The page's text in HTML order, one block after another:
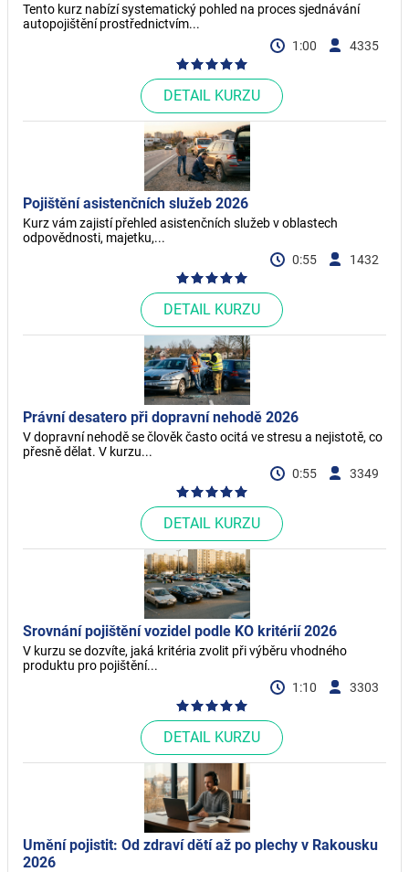
Tento kurz nabízí systematický pohled na proces sjednávání
autopojištění prostřednictvím...
1:00
4335
DETAIL KURZU
Pojištění asistenčních služeb 2026
Kurz vám zajistí přehled asistenčních služeb v oblastech
odpovědnosti, majetku,...
0:55
1432
DETAIL KURZU
Právní desatero při dopravní nehodě 2026
V dopravní nehodě se člověk často ocitá ve stresu a nejistotě, co
přesně dělat. V kurzu...
0:55
3349
DETAIL KURZU
Srovnání pojištění vozidel podle KO kritérií 2026
V kurzu se dozvíte, jaká kritéria zvolit při výběru vhodného
produktu pro pojištění...
1:10
3303
DETAIL KURZU
Umění pojistit: Od zdraví dětí až po plechy v Rakousku
2026